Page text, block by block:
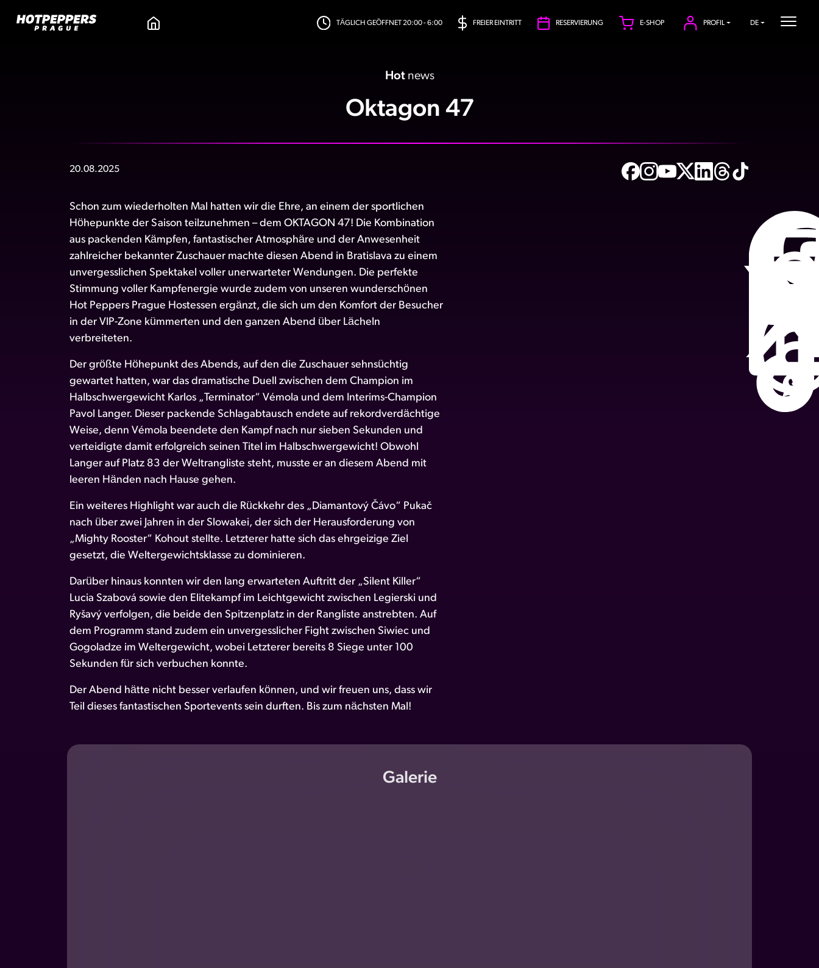
TÄGLICH GEÖFFNET 20:00 - 6:00 FREIER EINTRITT RESERVIERUNG E-SHOP PROFIL DE
Hotnews
Oktagon 47
20.08.2025
Schon zum wiederholten Mal hatten wir die Ehre, an einem der sportlichen
Höhepunkte der Saison teilzunehmen – dem OKTAGON 47! Die Kombination
aus packenden Kämpfen, fantastischer Atmosphäre und der Anwesenheit
zahlreicher bekannter Zuschauer machte diesen Abend in Bratislava zu einem
unvergesslichen Spektakel voller unerwarteter Wendungen. Die perfekte
Stimmung voller Kampfenergie wurde zudem von unseren wunderschönen
Hot Peppers Prague Hostessen ergänzt, die sich um den Komfort der Besucher
in der VIP-Zone kümmerten und den ganzen Abend über Lächeln
verbreiteten.
Der größte Höhepunkt des Abends, auf den die Zuschauer sehnsüchtig
gewartet hatten, war das dramatische Duell zwischen dem Champion im
Halbschwergewicht Karlos „Terminator“ Vémola und dem Interims-Champion
Pavol Langer. Dieser packende Schlagabtausch endete auf rekordverdächtige
Weise, denn Vémola beendete den Kampf nach nur sieben Sekunden und
verteidigte damit erfolgreich seinen Titel im Halbschwergewicht! Obwohl
Langer auf Platz 83 der Weltrangliste steht, musste er an diesem Abend mit
leeren Händen nach Hause gehen.
Ein weiteres Highlight war auch die Rückkehr des „Diamantový Čávo“ Pukač
nach über zwei Jahren in der Slowakei, der sich der Herausforderung von
„Mighty Rooster“ Kohout stellte. Letzterer hatte sich das ehrgeizige Ziel
gesetzt, die Weltergewichtsklasse zu dominieren.
Darüber hinaus konnten wir den lang erwarteten Auftritt der „Silent Killer“
Lucia Szabová sowie den Elitekampf im Leichtgewicht zwischen Legierski und
Ryšavý verfolgen, die beide den Spitzenplatz in der Rangliste anstrebten. Auf
dem Programm stand zudem ein unvergesslicher Fight zwischen Siwiec und
Gogoladze im Weltergewicht, wobei Letzterer bereits 8 Siege unter 100
Sekunden für sich verbuchen konnte.
Der Abend hätte nicht besser verlaufen können, und wir freuen uns, dass wir
Teil dieses fantastischen Sportevents sein durften. Bis zum nächsten Mal!
Galerie